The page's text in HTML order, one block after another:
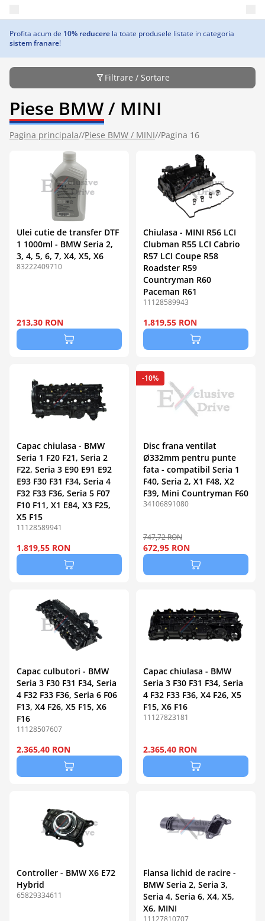
Profita acum de 10% reducere la toate produsele listate in categoria
sistem franare!
Filtrare / Sortare
Piese BMW / MINI
Pagina principala//Piese BMW / MINI//Pagina 16
Ulei cutie de transfer DTF
1 1000ml - BMW Seria 2,
3, 4, 5, 6, 7, X4, X5, X6
83222409710
213,30 RON
Chiulasa - MINI R56 LCI
Clubman R55 LCI Cabrio
R57 LCI Coupe R58
Roadster R59
Countryman R60
Paceman R61
11128589943
1.819,55 RON
Capac chiulasa - BMW
Seria 1 F20 F21, Seria 2
F22, Seria 3 E90 E91 E92
E93 F30 F31 F34, Seria 4
F32 F33 F36, Seria 5 F07
F10 F11, X1 E84, X3 F25,
X5 F15
11128589941
1.819,55 RON
Disc frana ventilat
Ø332mm pentru punte
fata - compatibil Seria 1
F40, Seria 2, X1 F48, X2
F39, Mini Countryman F60
34106891080
747,72 RON
672,95 RON
-10%
Capac culbutori - BMW
Seria 3 F30 F31 F34, Seria
4 F32 F33 F36, Seria 6 F06
F13, X4 F26, X5 F15, X6
F16
11128507607
2.365,40 RON
Capac chiulasa - BMW
Seria 3 F30 F31 F34, Seria
4 F32 F33 F36, X4 F26, X5
F15, X6 F16
11127823181
2.365,40 RON
Controller - BMW X6 E72
Hybrid
65829334611
Flansa lichid de racire -
BMW Seria 2, Seria 3,
Seria 4, Seria 6, X4, X5,
X6, MINI
11127810707